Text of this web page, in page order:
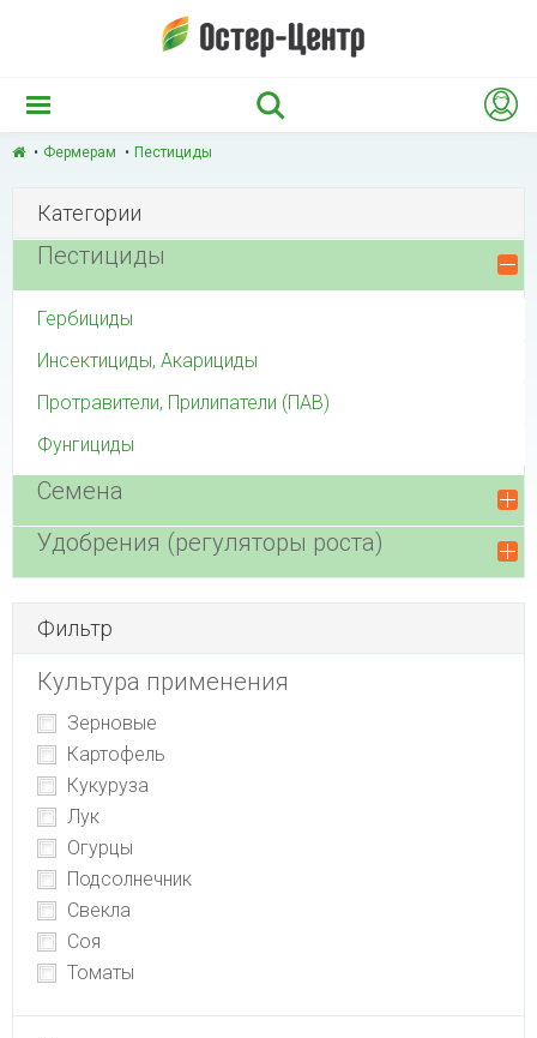
Фермерам Пестициды
Категории
Пестициды
Гербициды
Инсектициды, Акарициды
Протравители, Прилипатели (ПАВ)
Фунгициды
Семена
Удобрения (регуляторы роста)
Фильтр
Культура применения
Зерновые
Картофель
Кукуруза
Лук
Огурцы
Подсолнечник
Свекла
Соя
Томаты